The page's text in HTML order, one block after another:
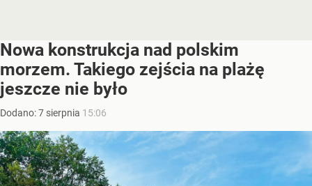
Nowa konstrukcja nad polskim
morzem. Takiego zejścia na plażę
jeszcze nie było
Dodano:7 sierpnia 15:06